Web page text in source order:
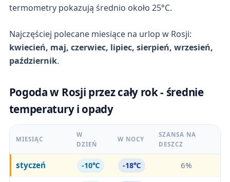
termometry pokazują średnio około 25°C.
Najczęściej polecane miesiące na urlop w Rosji:
kwiecień, maj, czerwiec, lipiec, sierpień, wrzesień,
październik.
Pogoda w Rosji przez cały rok - średnie
temperatury i opady
MIESIĄC
W
DZIEŃ
W NOCY
SZANSA NA
DESZCZ
styczeń -10℃ -18℃ 6%